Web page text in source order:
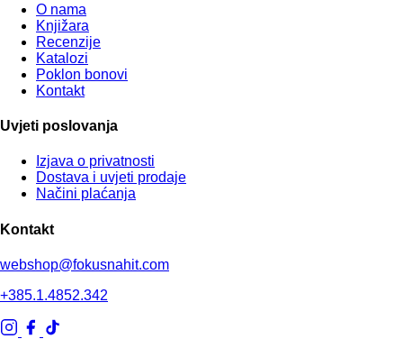
O nama
Knjižara
Recenzije
Katalozi
Poklon bonovi
Kontakt
Uvjeti poslovanja
Izjava o privatnosti
Dostava i uvjeti prodaje
Načini plaćanja
Kontakt
webshop@fokusnahit.com
+385.1.4852.342